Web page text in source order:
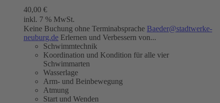
40,00 €
inkl. 7 % MwSt.
Keine Buchung ohne Terminabsprache Baeder@stadtwerke-
neuburg.de Erlernen und Verbessern von...
Schwimmtechnik
Koordination und Kondition für alle vier
Schwimmarten
Wasserlage
Arm- und Beinbewegung
Atmung
Start und Wenden